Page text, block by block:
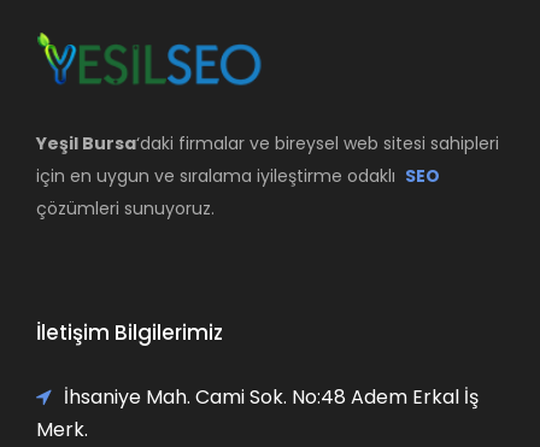
Yeşil Bursa‘daki firmalar ve bireysel web sitesi sahipleri
için en uygun ve sıralama iyileştirme odaklı SEO
çözümleri sunuyoruz.
İletişim Bilgilerimiz
İhsaniye Mah. Cami Sok. No:48 Adem Erkal İş
Merk.